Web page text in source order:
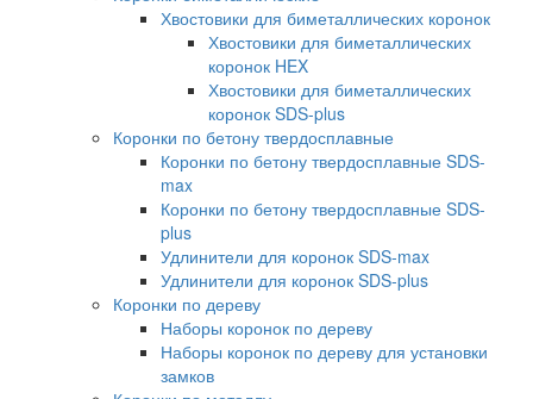
Хвостовики для биметаллических коронок
Хвостовики для биметаллических
коронок HEX
Хвостовики для биметаллических
коронок SDS-plus
Коронки по бетону твердосплавные
Коронки по бетону твердосплавные SDS-
max
Коронки по бетону твердосплавные SDS-
plus
Удлинители для коронок SDS-max
Удлинители для коронок SDS-plus
Коронки по дереву
Наборы коронок по дереву
Наборы коронок по дереву для установки
замков